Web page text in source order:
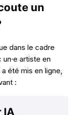
un
dans le cadre
artiste en
été mis en ligne,
: